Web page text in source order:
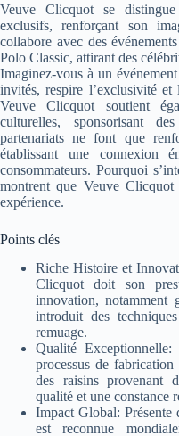
Veuve Clicquot se
exclusifs, renforçant son
collabore avec des
Polo Classic, attirant des
Imaginez-vous à un
invités, respire l’exclusivité
Veuve Clicquot soutient
culturelles, sponsorisant
partenariats ne font que
établissant une connexion
consommateurs. Pourquoi
montrent que Veuve Clicquot
expérience.
Points clés
Riche Histoire et
Clicquot doit son
innovation, notamment
introduit des
remuage.
Qualité
processus de
des raisins provenant
qualité et une constance
Impact Global: Présente
est reconnue